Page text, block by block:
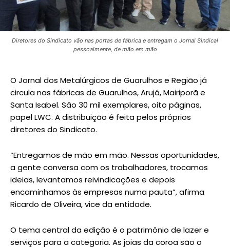
Diretores do Sindicato vão nas portas de fábrica e entregam o Jornal Sindical
pessoalmente, de mão em mão
O Jornal dos Metalúrgicos de Guarulhos e Região já
circula nas fábricas de Guarulhos, Arujá, Mairiporã e
Santa Isabel. São 30 mil exemplares, oito páginas,
papel LWC. A distribuição é feita pelos próprios
diretores do Sindicato.
“Entregamos de mão em mão. Nessas oportunidades,
a gente conversa com os trabalhadores, trocamos
ideias, levantamos reivindicações e depois
encaminhamos às empresas numa pauta”, afirma
Ricardo de Oliveira, vice da entidade.
O tema central da edição é o patrimônio de lazer e
serviços para a categoria. As joias da coroa são o